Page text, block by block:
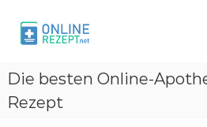
n
l
n
l
i
Die besten Online-
Rezept